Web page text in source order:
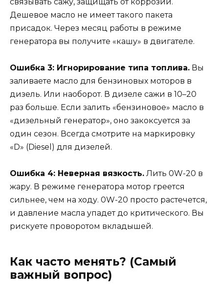
Дешевое масло не имеет такого пакета
присадок. Через месяц работы в режиме
генератора вы получите «кашу» в двигателе.
Ошибка 3: Игнорирование типа топлива. Вы
заливаете масло для бензиновых моторов в
дизель. Или наоборот. В дизеле сажи в 10–20
раз больше. Если залить «бензиновое» масло в
«дизельный генератор», оно закоксуется за
один сезон. Всегда смотрите на маркировку
«D» (Diesel) для дизелей.
Ошибка 4: Неверная вязкость. Лить 0W-20 в
жару. В режиме генератора мотор греется
сильнее, чем на ходу. 0W-20 просто растечется,
и давление масла упадет до критического. Вы
рискуете проворотом вкладышей.
Как часто менять? (Самый
важный вопрос)